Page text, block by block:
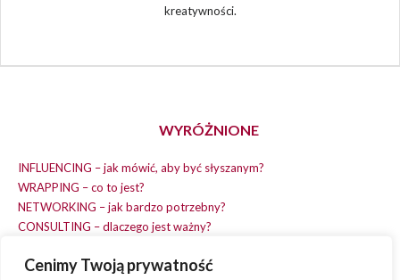
Cenimy Twoją prywatność
kreatywności.
WYRÓŻNIONE
INFLUENCING – jak mówić, aby być słyszanym?
WRAPPING – co to jest?
NETWORKING – jak bardzo potrzebny?
CONSULTING – dlaczego jest ważny?
EARNING – jak zarobić na dobrym pomyśle?